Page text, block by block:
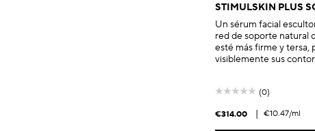
STIMULSKIN PLUS
Un sérum facial
red de soporte natural
esté más firme y tersa,
visiblemente sus
(0)
€314.00 | €10.47/ml